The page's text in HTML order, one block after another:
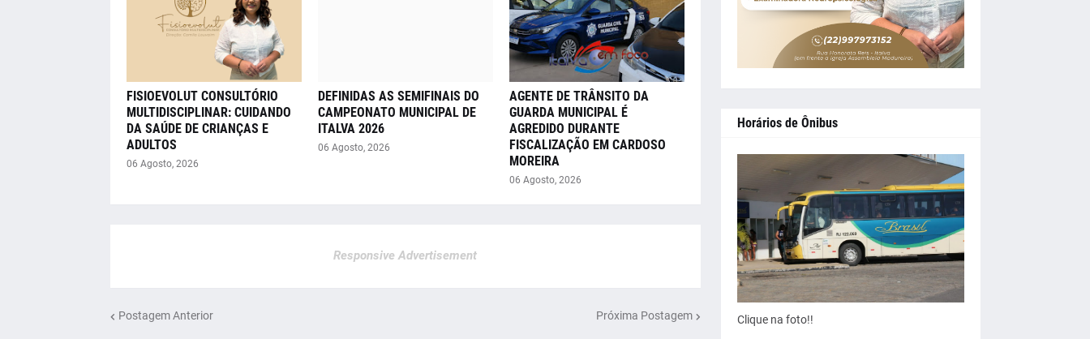
FISIOEVOLUT CONSULTÓRIO
MULTIDISCIPLINAR: CUIDANDO
DA SAÚDE DE CRIANÇAS E
ADULTOS
06 Agosto, 2026
DEFINIDAS AS SEMIFINAIS DO
CAMPEONATO MUNICIPAL DE
ITALVA 2026
06 Agosto, 2026
AGENTE DE TRÂNSITO DA
GUARDA MUNICIPAL É
AGREDIDO DURANTE
FISCALIZAÇÃO EM CARDOSO
MOREIRA
06 Agosto, 2026
Responsive Advertisement
Postagem Anterior Próxima Postagem
Horários de Ônibus
Clique na foto!!